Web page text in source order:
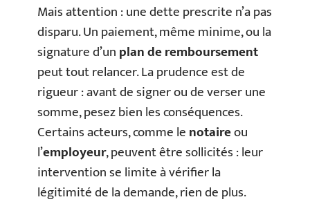
Mais attention : une dette prescrite n’a pas
disparu. Un paiement, même minime, ou la
signature d’unplan de remboursement
peut tout relancer. La prudence est de
rigueur : avant de signer ou de verser une
somme, pesez bien les conséquences.
Certains acteurs, comme lenotaireou
l’employeur, peuvent être sollicités : leur
intervention se limite à vérifier la
légitimité de la demande, rien de plus.